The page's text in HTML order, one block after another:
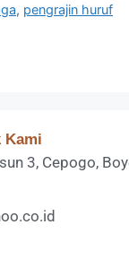
, pengrajin huruf
Kami
3, Cepogo,